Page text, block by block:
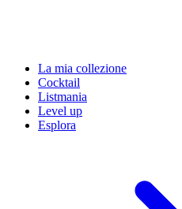
La mia collezione
Cocktail
Listmania
Level up
Esplora